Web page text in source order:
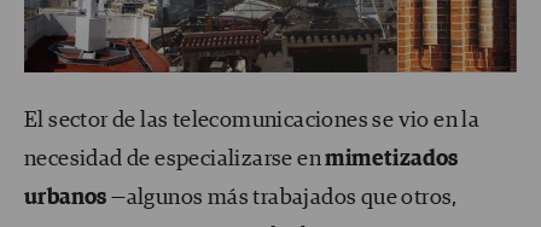
El sector de las telecomunicaciones se vio en la
necesidad de especializarse enmimetizados
urbanos —algunos más trabajados que otros,